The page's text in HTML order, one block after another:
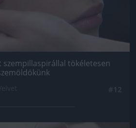
szempillaspirállal tökéletesen